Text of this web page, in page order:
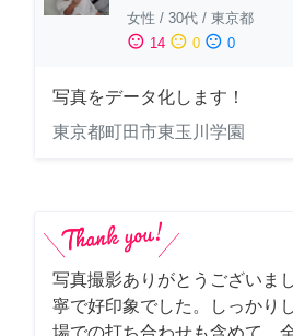
女性 / 30代 / 東京都
sentiment_satisfied 14 sentiment_neutral 0 sentiment_dissatisfied 0
写真をデータ化します！
東京都町田市東玉川学園
写真撮影ありがとうございま
寧で好印象でした。しっかり